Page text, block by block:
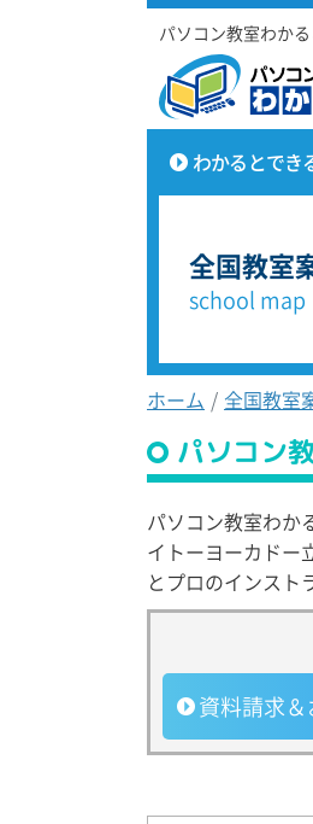
パソコン教室わか
わかるとでき
全国教室
school map
ホーム 全国教室
パソコン
パソコン教室わか
イトーヨーカドー
とプロのインスト
資料請求